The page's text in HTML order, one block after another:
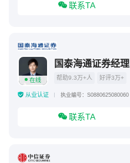
联系TA
在线
国泰海通证券经理
帮助9.3万+人 好评3万+
从业认证 执业编号：S0880625080060
联系TA